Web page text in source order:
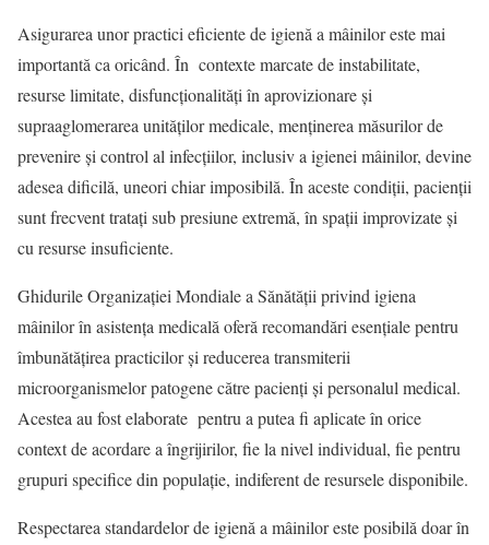
Asigurarea unor practici eficiente de igienă a mâinilor este mai
importantă ca oricând. În contexte marcate de instabilitate,
resurse limitate, disfuncționalități în aprovizionare și
supraaglomerarea unităților medicale, menținerea măsurilor de
prevenire și control al infecțiilor, inclusiv a igienei mâinilor, devine
adesea dificilă, uneori chiar imposibilă. În aceste condiții, pacienții
sunt frecvent tratați sub presiune extremă, în spații improvizate și
cu resurse insuficiente.
Ghidurile Organizației Mondiale a Sănătății privind igiena
mâinilor în asistența medicală oferă recomandări esențiale pentru
îmbunătățirea practicilor și reducerea transmiterii
microorganismelor patogene către pacienți și personalul medical.
Acestea au fost elaborate pentru a putea fi aplicate în orice
context de acordare a îngrijirilor, fie la nivel individual, fie pentru
grupuri specifice din populație, indiferent de resursele disponibile.
Respectarea standardelor de igienă a mâinilor este posibilă doar în